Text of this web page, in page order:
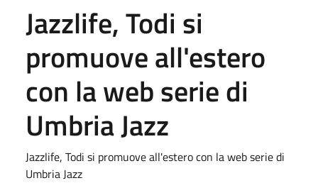
Jazzlife, Todi si
promuove all'estero
con la web serie di
Umbria Jazz
Jazzlife, Todi si promuove all'estero con la web serie di
Umbria Jazz